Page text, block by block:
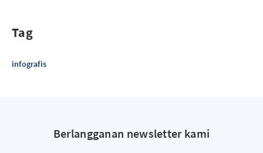
Tag
infografis
Berlangganan newsletter kami